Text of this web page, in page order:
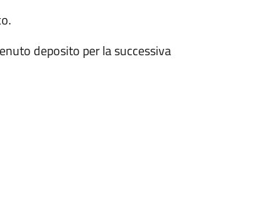
deposito per la successiva